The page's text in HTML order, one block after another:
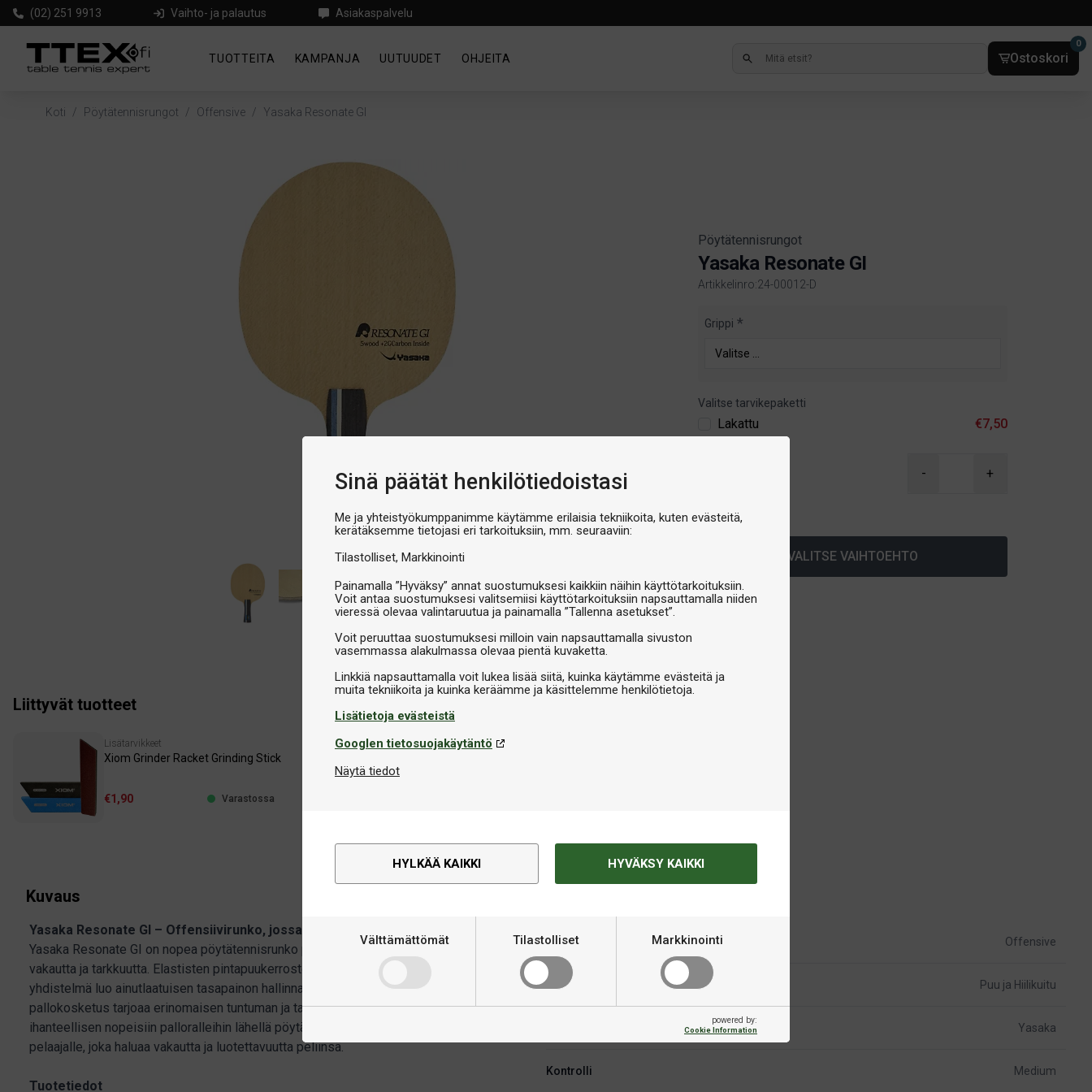
Sinä päätät henkilötiedoistasi
Me ja yhteistyökumppanimme käytämme erilaisia tekniikoita, kuten evästeitä,
kerätäksemme tietojasi eri tarkoituksiin, mm. seuraaviin:
Tilastolliset Markkinointi
Painamalla ”Hyväksy” annat suostumuksesi kaikkiin näihin käyttötarkoituksiin.
Voit antaa suostumuksesi valitsemiisi käyttötarkoituksiin napsauttamalla niiden
vieressä olevaa valintaruutua ja painamalla ”Tallenna asetukset”.
Voit peruuttaa suostumuksesi milloin vain napsauttamalla sivuston
vasemmassa alakulmassa olevaa pientä kuvaketta.
Linkkiä napsauttamalla voit lukea lisää siitä, kuinka käytämme evästeitä ja
Lisätietoja evästeistä
Googlen tietosuojakäytäntö
Näytä tiedot
HYLKÄÄ KAIKKI HYVÄKSY KAIKKI
Välttämättömät Tilastolliset Markkinointi
powered by:
Cookie Information
(02) 251 9913 Vaihto- ja palautus Asiakaspalvelu
TUOTTEITA KAMPANJA UUTUUDET OHJEITA Ostoskori
0
Koti / Pöytätennisrungot / Offensive / Yasaka Resonate GI
Pöytätennisrungot
Yasaka Resonate GI
Artikkelinro:24-00012-D
Product information
Grippi
Valitse tarvikepaketti
Lakattu €7,50
- +
VALITSE VAIHTOEHTO
Liittyvät tuotteet
Lisätarvikkeet
Xiom Grinder Racket Grinding Stick
€1,90 Varastossa
Kuvaus
Yasaka Resonate GI – Offensiivirunko, jossa on hiilikuitua vakauteen ja tarkkuuteen
Yasaka Resonate GI on nopea pöytätennisrunko pelaajille, jotka etsivät poikkeuksellista
vakautta ja tarkkuutta. Elastisten pintapuukerrosten ja rungon sisällä olevan G-carbonin
yhdistelmä luo ainutlaatuisen tasapainon hallinnan ja voiman välille. Pehmeämpi
pallokosketus tarjoaa erinomaisen tuntuman ja tarkkuuden, mikä tekee tästä rungosta
ihanteellisen nopeisiin palloralleihin lähellä pöytää. Täydellinen valinta offensiiviselle
pelaajalle, joka haluaa vakautta ja luotettavuutta peliinsä.
Tuotetiedot
Kategoria Offensive
Materiaali Puu ja Hiilikuitu
Yasaka
Kontrolli Medium